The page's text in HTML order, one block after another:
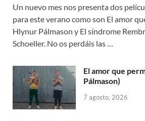
Un nuevo mes nos presenta dos
para este verano como son El amor
Hlynur Pálmason y El síndrome
Schoeller. No os perdáis las …
El amor que
Pálmason)
7 agosto, 2026